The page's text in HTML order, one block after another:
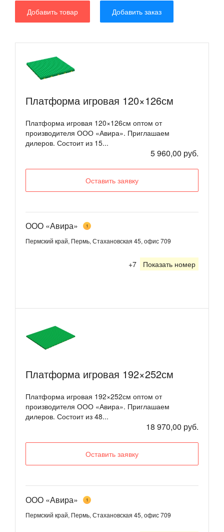
Добавить товар Добавить заказ
Платформа игровая 120×126см
Платформа игровая 120×126см оптом от
производителя ООО «Авира». Приглашаем
дилеров. Состоит из 15...
5 960,00 руб.
Оставить заявку
ООО «Авира» 1
Пермский край, Пермь, Стахановская 45, офис 709
+7 Показать номер
Платформа игровая 192×252см
Платформа игровая 192×252см оптом от
производителя ООО «Авира». Приглашаем
дилеров. Состоит из 48...
18 970,00 руб.
Оставить заявку
ООО «Авира» 1
Пермский край, Пермь, Стахановская 45, офис 709